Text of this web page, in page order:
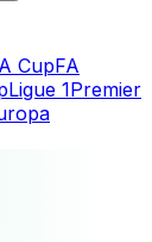
CupFA
Ligue 1Premier